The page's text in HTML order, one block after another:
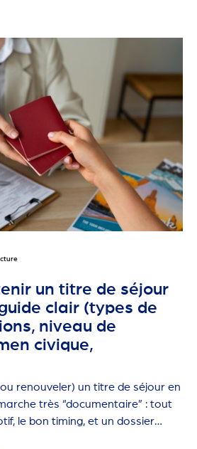
un titre de séjour
clair (types de
niveau de
civique,
renouveler) un titre de séjour en
très “documentaire” : tout
le bon timing, et un dossier